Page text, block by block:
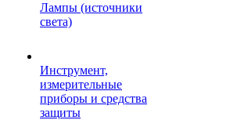
Лампы (источники
света)
Инструмент,
измерительные
приборы и средства
защиты